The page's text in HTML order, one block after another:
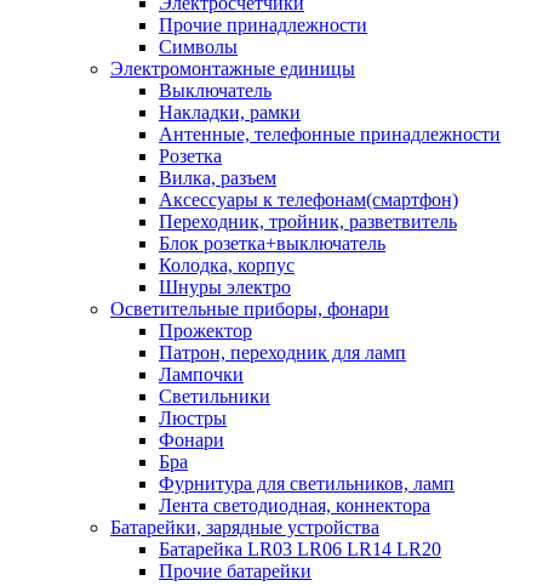
Прочие принадлежности
Символы
Электромонтажные единицы
Выключатель
Накладки, рамки
Антенные, телефонные принадлежности
Розетка
Вилка, разъем
Аксессуары к телефонам(смартфон)
Переходник, тройник, разветвитель
Блок розетка+выключатель
Колодка, корпус
Шнуры электро
Осветительные приборы, фонари
Прожектор
Патрон, переходник для ламп
Лампочки
Светильники
Люстры
Фонари
Бра
Фурнитура для светильников, ламп
Лента светодиодная, коннектора
Батарейки, зарядные устройства
Батарейка LR03 LR06 LR14 LR20
Прочие батарейки